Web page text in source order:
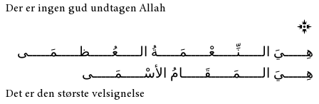
Der er ingen gud undtagen Allah
هِـــــيَ الـــــنِّـــــعْـــــمَـــــةُ الـــــعُـــــظـــــمَـــــى
هِـــــيَ الـــــمَـــــقَـــــامُ الأسْـــــمَـــــى
Det er den største velsignelse